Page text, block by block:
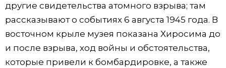
другие свидетельства атомного взрыва; там
рассказывают о событиях 6 августа 1945 года. В
восточном крыле музея показана Хиросима до
и после взрыва, ход войны и обстоятельства,
которые привели к бомбардировке, а также